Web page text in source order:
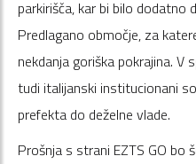
parkirišča, kar bi bilo dodatno
Predlagano območje, za
nekdanja goriška pokrajina. V
tudi italijanski institucionani
prefekta do deželne vlade.
Prošnja s strani EZTS GO bo